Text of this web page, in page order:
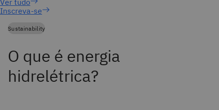
Inscreva-se
Sustainability
O que é energia
hidrelétrica?